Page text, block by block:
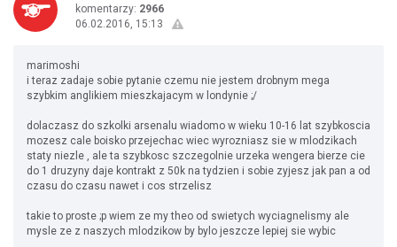
komentarzy: 2966
06.02.2016, 15:13
marimoshi
i teraz zadaje sobie pytanie czemu nie jestem drobnym mega
szybkim anglikiem mieszkajacym w londynie ;/
dolaczasz do szkolki arsenalu wiadomo w wieku 10-16 lat szybkoscia
mozesz cale boisko przejechac wiec wyrozniasz sie w mlodzikach
staty niezle , ale ta szybkosc szczegolnie urzeka wengera bierze cie
do 1 druzyny daje kontrakt z 50k na tydzien i sobie zyjesz jak pan a od
czasu do czasu nawet i cos strzelisz
takie to proste ;p wiem ze my theo od swietych wyciagnelismy ale
mysle ze z naszych mlodzikow by bylo jeszcze lepiej sie wybic